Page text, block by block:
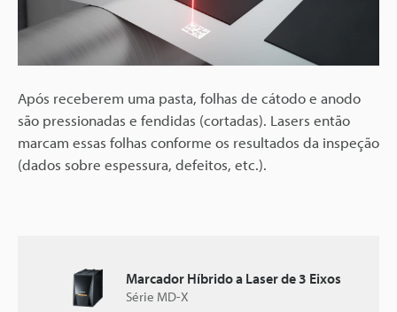
Após receberem uma pasta, folhas de cátodo e anodo
são pressionadas e fendidas (cortadas). Lasers então
marcam essas folhas conforme os resultados da inspeção
(dados sobre espessura, defeitos, etc.).
Marcador Híbrido a Laser de 3 Eixos
Série MD-X